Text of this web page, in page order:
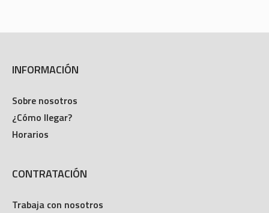
INFORMACIÓN
Sobre nosotros
¿Cómo llegar?
Horarios
CONTRATACIÓN
Trabaja con nosotros